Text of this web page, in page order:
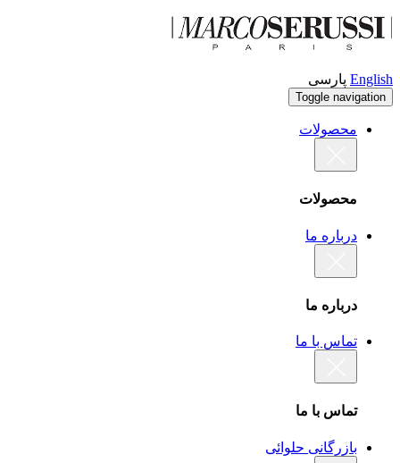
English پارسی
Toggle navigation
محصولات
محصولات
درباره ما
درباره ما
تماس با ما
تماس با ما
بازرگانی حلوائی